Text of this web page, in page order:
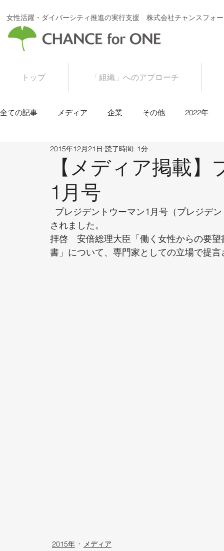
女性活躍・ダイバーシティ推進の実行支援 株式会社チャンスフォ
トップ 「組織」へのアプローチ
全ての記事 メディア 企業 その他 2022年
2015年
【メディア掲載
1月号
2015年12月21日 読了時間: 1分
されました。
拝啓　安倍総理大臣「働く女性からの要
書」について、専門家としての立場で提
2015年 メディア